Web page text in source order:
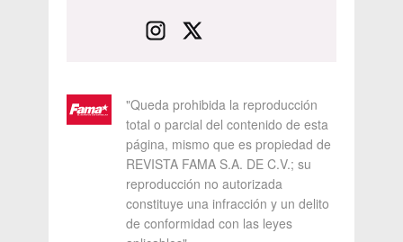
"Queda prohibida la reproducción
total o parcial del contenido de esta
página, mismo que es propiedad de
REVISTA FAMA S.A. DE C.V.; su
reproducción no autorizada
constituye una infracción y un delito
de conformidad con las leyes